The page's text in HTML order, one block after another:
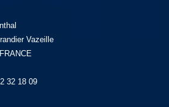
Vazeille
32 18 09